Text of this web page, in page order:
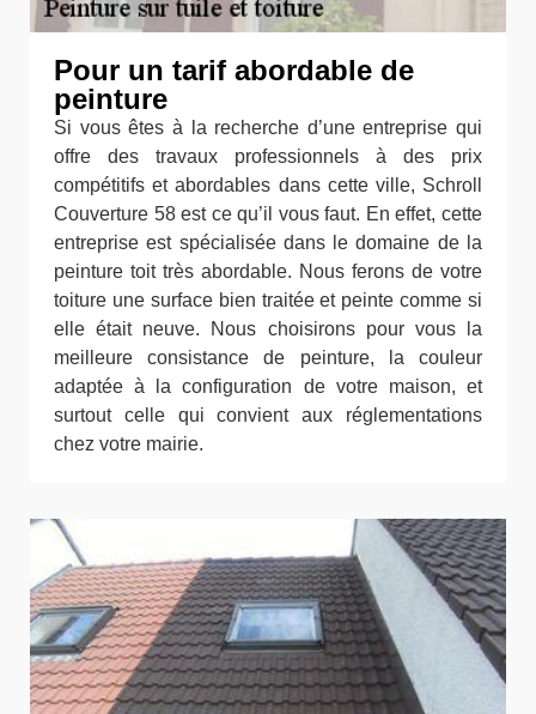
Pour un tarif abordable de
peinture
Si vous êtes à la recherche d’une entreprise qui
offre des travaux professionnels à des prix
compétitifs et abordables dans cette ville, Schroll
Couverture 58 est ce qu’il vous faut. En effet, cette
entreprise est spécialisée dans le domaine de la
peinture toit très abordable. Nous ferons de votre
toiture une surface bien traitée et peinte comme si
elle était neuve. Nous choisirons pour vous la
meilleure consistance de peinture, la couleur
adaptée à la configuration de votre maison, et
surtout celle qui convient aux réglementations
chez votre mairie.